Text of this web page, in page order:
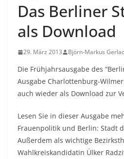
Das Berliner
als Download
29. März 2013 Björn-Markus
Die Frühjahrsausgabe des
Ausgabe Charlottenburg-
auch wieder als Download zur
Lesen Sie in dieser Ausgabe
Frauenpolitik und Berlin: Stadt
Außerdem als wichtige
Wahlkreiskandidatin Ülker